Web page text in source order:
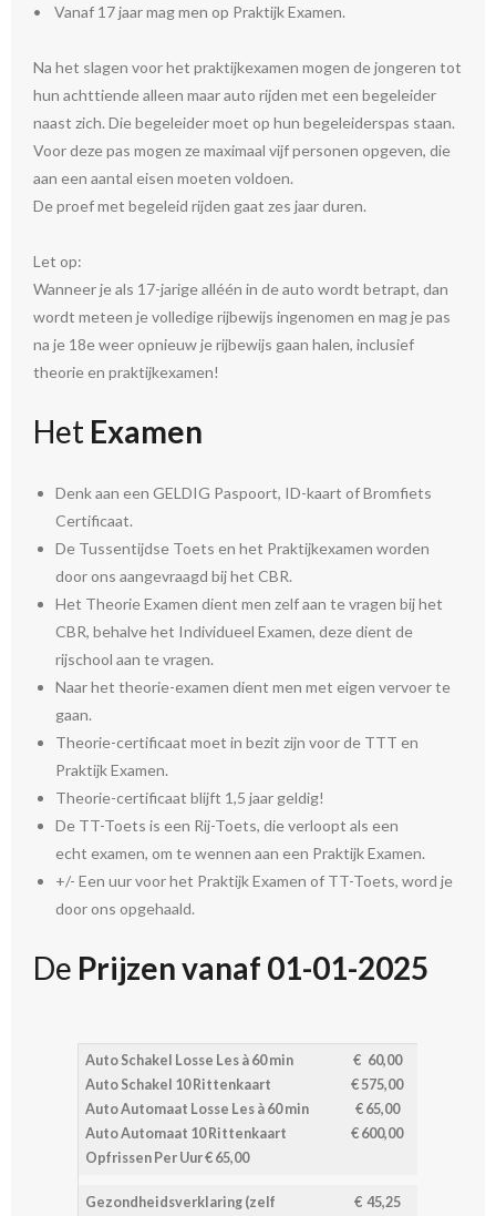
• Vanaf 17 jaar mag men op Praktijk Examen.
Na het slagen voor het praktijkexamen mogen de jongeren tot
hun achttiende alleen maar auto rijden met een begeleider
naast zich. Die begeleider moet op hun begeleiderspas staan.
Voor deze pas mogen ze maximaal vijf personen opgeven, die
aan een aantal eisen moeten voldoen.
De proef met begeleid rijden gaat zes jaar duren.
Let op:
Wanneer je als 17-jarige alléén in de auto wordt betrapt, dan
wordt meteen je volledige rijbewijs ingenomen en mag je pas
na je 18e weer opnieuw je rijbewijs gaan halen, inclusief
theorie en praktijkexamen!
Het Examen
Denk aan een GELDIG Paspoort, ID-kaart of Bromfiets
Certificaat.
De Tussentijdse Toets en het Praktijkexamen worden
door ons aangevraagd bij het CBR.
Het Theorie Examen dient men zelf aan te vragen bij het
CBR, behalve het Individueel Examen, deze dient de
rijschool aan te vragen.
Naar het theorie-examen dient men met eigen vervoer te
gaan.
Theorie-certificaat moet in bezit zijn voor de TTT en
Praktijk Examen.
Theorie-certificaat blijft 1,5 jaar geldig!
De TT-Toets is een Rij-Toets, die verloopt als een
echt examen, om te wennen aan een Praktijk Examen.
+/- Een uur voor het Praktijk Examen of TT-Toets, word je
door ons opgehaald.
De Prijzen vanaf 01-01-2025
Auto Schakel Losse Les à 60 min
Auto Schakel 10 Rittenkaart
AutoAutomaat Losse Les à 60 min
AutoAutomaat 10 Rittenkaart
Opfrissen Per Uur € 65,00
€ 60,00
€ 575,00
€ 65,00
€ 600,00
Gezondheidsverklaring (zelf
€ 45,25